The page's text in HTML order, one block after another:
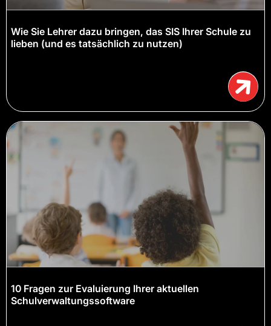
Wie Sie Lehrer dazu bringen, das SIS Ihrer Schule zu
lieben (und es tatsächlich zu nutzen)
10 Fragen zur Evaluierung Ihrer aktuellen
Schulverwaltungssoftware